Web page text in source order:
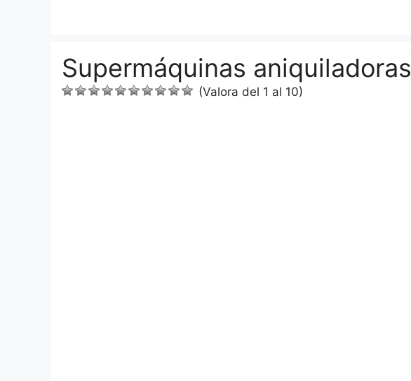
Supermáquinas aniquiladoras
(Valora del 1 al 10)